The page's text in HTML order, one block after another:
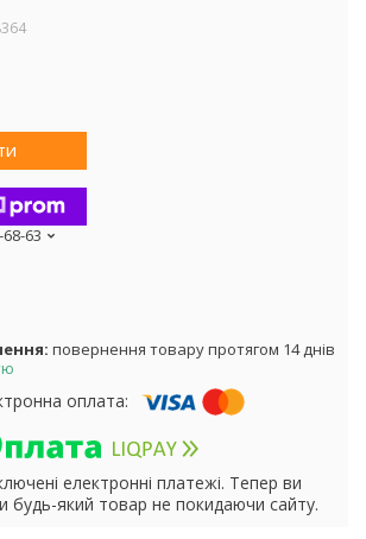
63
повернення товару протягом 14 днів
електронні платежі. Тепер ви
будь-який товар не покидаючи сайту.